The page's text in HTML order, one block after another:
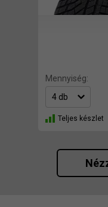
Mennyiség:
Teljes készlet